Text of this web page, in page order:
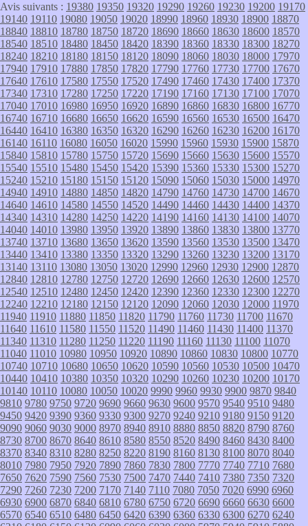
Avis suivants : 19380 19350 19320 19290 19260 19230 19200 19170
19140 19110 19080 19050 19020 18990 18960 18930 18900 18870
18840 18810 18780 18750 18720 18690 18660 18630 18600 18570
18540 18510 18480 18450 18420 18390 18360 18330 18300 18270
18240 18210 18180 18150 18120 18090 18060 18030 18000 17970
17940 17910 17880 17850 17820 17790 17760 17730 17700 17670
17640 17610 17580 17550 17520 17490 17460 17430 17400 17370
17340 17310 17280 17250 17220 17190 17160 17130 17100 17070
17040 17010 16980 16950 16920 16890 16860 16830 16800 16770
16740 16710 16680 16650 16620 16590 16560 16530 16500 16470
16440 16410 16380 16350 16320 16290 16260 16230 16200 16170
16140 16110 16080 16050 16020 15990 15960 15930 15900 15870
15840 15810 15780 15750 15720 15690 15660 15630 15600 15570
15540 15510 15480 15450 15420 15390 15360 15330 15300 15270
15240 15210 15180 15150 15120 15090 15060 15030 15000 14970
14940 14910 14880 14850 14820 14790 14760 14730 14700 14670
14640 14610 14580 14550 14520 14490 14460 14430 14400 14370
14340 14310 14280 14250 14220 14190 14160 14130 14100 14070
14040 14010 13980 13950 13920 13890 13860 13830 13800 13770
13740 13710 13680 13650 13620 13590 13560 13530 13500 13470
13440 13410 13380 13350 13320 13290 13260 13230 13200 13170
13140 13110 13080 13050 13020 12990 12960 12930 12900 12870
12840 12810 12780 12750 12720 12690 12660 12630 12600 12570
12540 12510 12480 12450 12420 12390 12360 12330 12300 12270
12240 12210 12180 12150 12120 12090 12060 12030 12000 11970
11940 11910 11880 11850 11820 11790 11760 11730 11700 11670
11640 11610 11580 11550 11520 11490 11460 11430 11400 11370
11340 11310 11280 11250 11220 11190 11160 11130 11100 11070
11040 11010 10980 10950 10920 10890 10860 10830 10800 10770
10740 10710 10680 10650 10620 10590 10560 10530 10500 10470
10440 10410 10380 10350 10320 10290 10260 10230 10200 10170
10140 10110 10080 10050 10020 9990 9960 9930 9900 9870 9840
9810 9780 9750 9720 9690 9660 9630 9600 9570 9540 9510 9480
9450 9420 9390 9360 9330 9300 9270 9240 9210 9180 9150 9120
9090 9060 9030 9000 8970 8940 8910 8880 8850 8820 8790 8760
8730 8700 8670 8640 8610 8580 8550 8520 8490 8460 8430 8400
8370 8340 8310 8280 8250 8220 8190 8160 8130 8100 8070 8040
8010 7980 7950 7920 7890 7860 7830 7800 7770 7740 7710 7680
7650 7620 7590 7560 7530 7500 7470 7440 7410 7380 7350 7320
7290 7260 7230 7200 7170 7140 7110 7080 7050 7020 6990 6960
6930 6900 6870 6840 6810 6780 6750 6720 6690 6660 6630 6600
6570 6540 6510 6480 6450 6420 6390 6360 6330 6300 6270 6240